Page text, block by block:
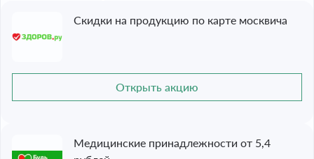
Скидки на продукцию по карте москвича
Открыть акцию
Медицинские принадлежности от 5,4